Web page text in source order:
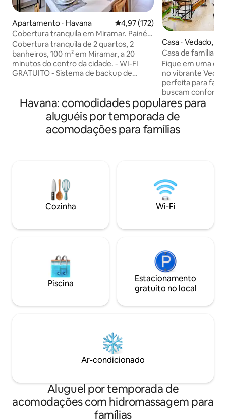
Apartamento ⋅ Havana 4,97 de uma avaliação média de
4,97 (172)
Cobertura tranquila em Miramar. Painéis
solares e Wi-Fi
Cobertura tranquila de 2 quartos, 2
banheiros, 100 m² em Miramar, a 20
minutos do centro da cidade. - WI-FI
GRATUITO - Sistema de backup de
durante quedas de energia. - Cozinha
recentemente remodelada e equipada e
varanda com vista para a cidade. - O
apartamento fica no 3º andar (último) de
Casa ⋅ Vedado, La
Casa de família
eletricidade
Fique em uma
no vibrante
perfeita para
buscam conforto
Caminhe até o Malecón, -
- Restaurantes
avaliações -
Fábrica de Arte e
Reserve agora
como um
bairros mais
Havana: comodidades populares para
aluguéis por temporada de
acomodações para famílias
Cozinha Wi-Fi
Piscina
Estacionamento
gratuito no local
Ar-condicionado
Aluguel por temporada de
acomodações com hidromassagem para
famílias